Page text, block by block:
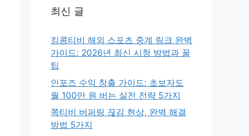
최신 글
킹콩티비 해외 스포츠 중계 링크 완벽
가이드: 2026년 최신 시청 방법과 꿀
팁
인포즈 수익 창출 가이드: 초보자도
월 100만 원 버는 실전 전략 5가지
쪽티비 버퍼링 끊김 현상, 완벽 해결
방법 5가지